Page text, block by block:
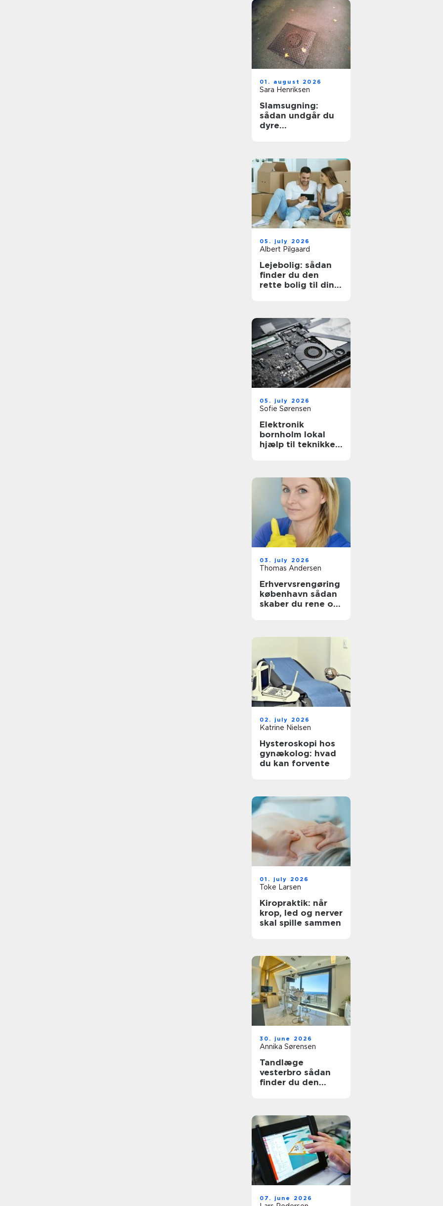
01. august 2026
Sara Henriksen
Slamsugning:
sådan undgår du
dyre
05. july 2026
Albert Pilgaard
Lejebolig: sådan
finder du den
rette bolig til din
05. july 2026
Sofie Sørensen
Elektronik
bornholm lokal
hjælp til teknikken
03. july 2026
Thomas Andersen
Erhvervsrengøring
københavn sådan
skaber du rene og
02. july 2026
Katrine Nielsen
Hysteroskopi hos
gynækolog: hvad
du kan forvente
01. july 2026
Toke Larsen
Kiropraktik: når
krop, led og nerver
skal spille sammen
30. june 2026
Annika Sørensen
Tandlæge
vesterbro sådan
finder du den
07. june 2026